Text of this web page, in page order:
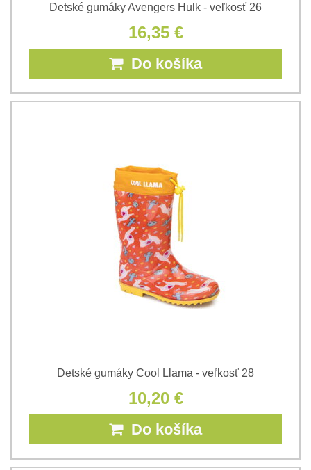
Detské gumáky Avengers Hulk - veľkosť 26
16,35 €
Do košíka
Detské gumáky Cool Llama - veľkosť 28
10,20 €
Do košíka